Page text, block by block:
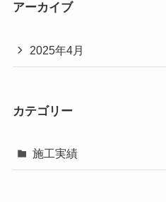
アーカイブ
2025年4月
カテゴリー
施工実績